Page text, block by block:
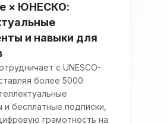
× ЮНЕСКО:
и навыки для
с UNESCO-
более 5000
и бесплатные подписки,
грамотность на